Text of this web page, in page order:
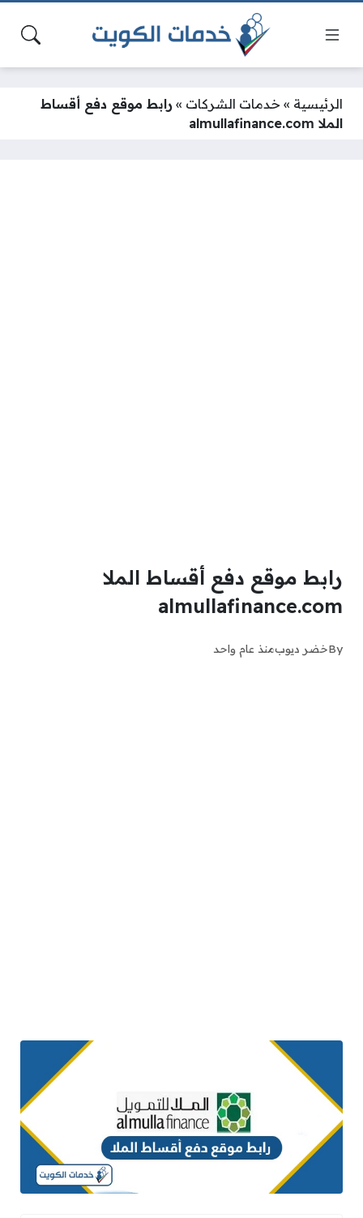
الرئيسية » خدمات الشركات » رابط موقع دفع أقساط
الملا almullafinance.com
رابط موقع دفع أقساط الملا
almullafinance.com
Byخضر ديوبمنذ عام واحد